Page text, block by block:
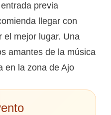
previa
llegar con
el mejor lugar. Una
amantes de la música
en la zona de Ajo